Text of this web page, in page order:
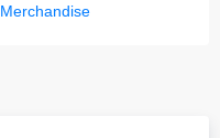
Merchandise